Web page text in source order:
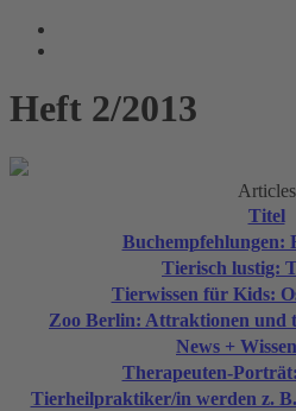
Heft 2/2013
Articles
Titel
Buchempfehlungen:
Tierisch lustig:
Tierwissen für Kids:
Zoo Berlin: Attraktionen und
News +
Therapeuten-
Tierheilpraktiker/in werden z.